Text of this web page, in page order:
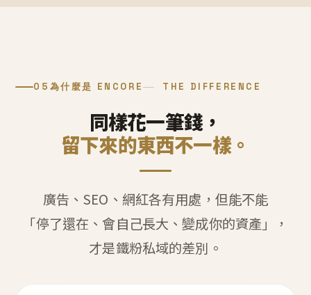
05 為什麼是 ENCORE THE DIFFERENCE
同樣花一筆錢，
留下來的東西不一樣。
廣告、SEO、網紅各有用處，但能不能
「停了還在、會自己長大、變成你的資產」，
才是鐵粉私域的差別。